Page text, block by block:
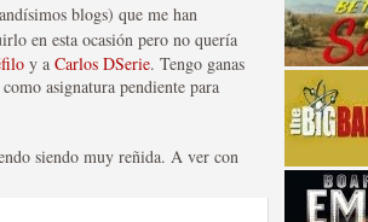
de
blogs) que me han
en esta ocasión pero no quería
y a Carlos DSerie. Tengo ganas
asignatura pendiente para
siendo muy reñida. A ver con